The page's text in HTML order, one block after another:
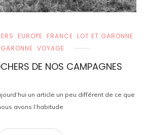
EUROPE FRANCE LOT ET GARONNE
VOYAGE
DE NOS CAMPAGNES
un article un peu différent de ce que
avons l’habitude